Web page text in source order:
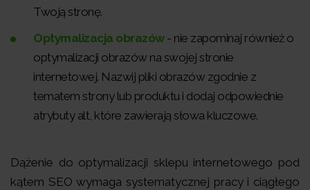
Twoją stronę.
Optymalizacja obrazów- nie zapominaj również o
optymalizacji obrazów na swojej stronie
internetowej. Nazwij pliki obrazów zgodnie z
tematem strony lub produktu i dodaj odpowiednie
atrybuty alt, które zawierają słowa kluczowe.
Dążenie do optymalizacji sklepu internetowego pod
kątem SEO wymaga systematycznej pracy i ciągłego